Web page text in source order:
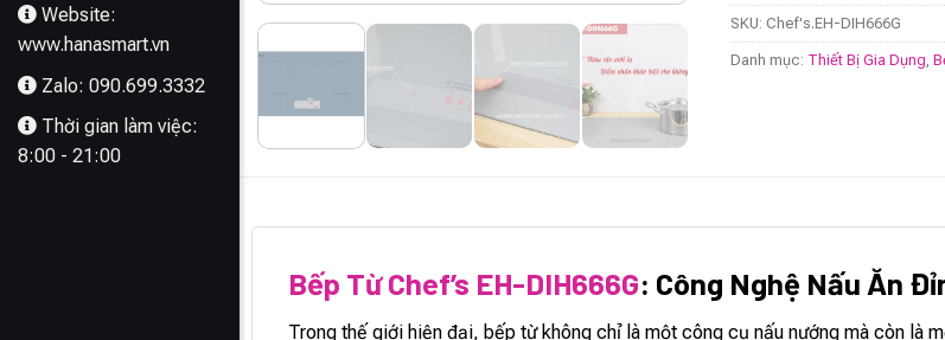
Website:
www.hanasmart.vn
Zalo: 090.699.3332
Thời gian làm việc:
8:00 - 21:00
SKU:Chef's.EH-DIH666G
Danh mục: Thiết Bị Gia Dụng,
Bếp Từ Chef’s EH-DIH666G: Công Nghệ Nấu Ăn
Trong thế giới hiện đại, bếp từ không chỉ là một công cụ nấu nướng mà còn là